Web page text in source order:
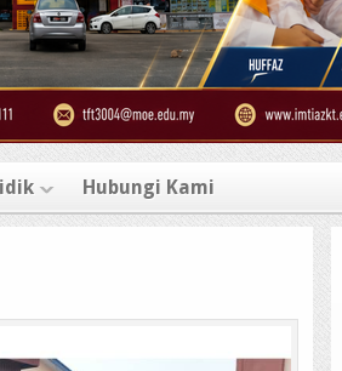
Hubungi Kami